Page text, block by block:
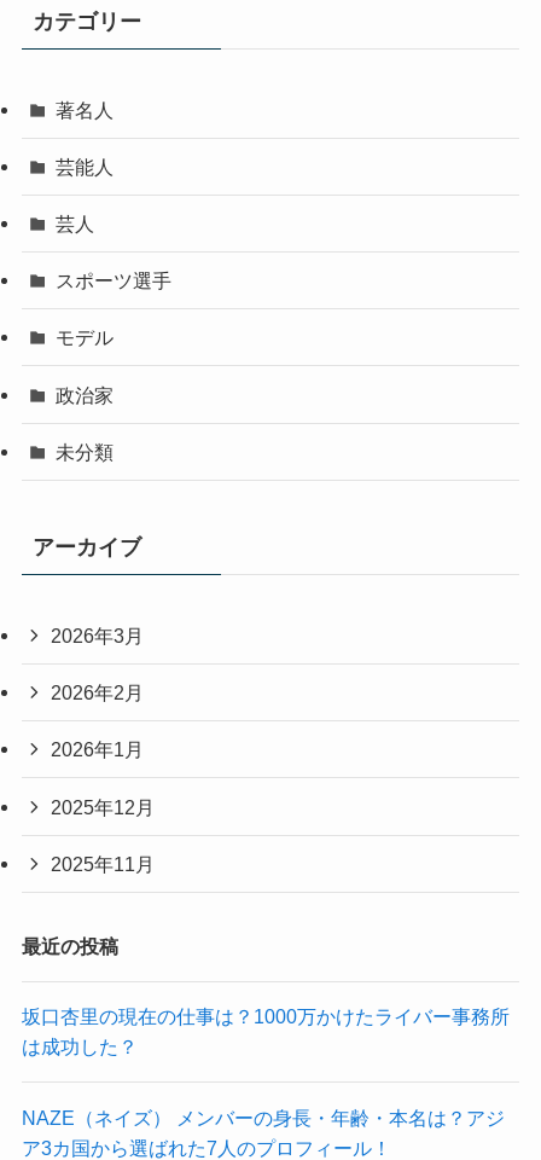
カテゴリー
著名人
芸能人
芸人
スポーツ選手
モデル
政治家
未分類
アーカイブ
2026年3月
2026年2月
2026年1月
2025年12月
2025年11月
最近の投稿
坂口杏里の現在の仕事は？1000万かけたライバー事務所
は成功した？
NAZE（ネイズ） メンバーの身長・年齢・本名は？アジ
ア3カ国から選ばれた7人のプロフィール！